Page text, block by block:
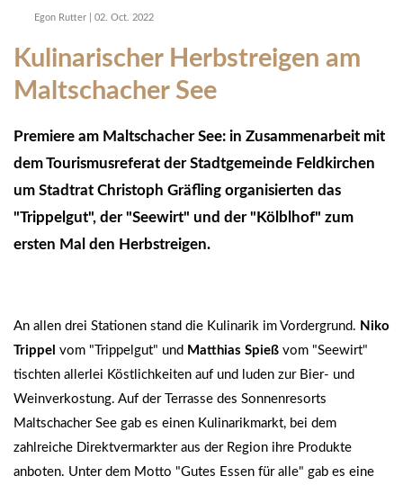
Egon Rutter 02. Oct. 2022
Kulinarischer Herbstreigen am
Maltschacher See
Premiere am Maltschacher See: in Zusammenarbeit mit
dem Tourismusreferat der Stadtgemeinde Feldkirchen
um Stadtrat Christoph Gräfling organisierten das
"Trippelgut", der "Seewirt" und der "Kölblhof" zum
ersten Mal den Herbstreigen.
An allen drei Stationen stand die Kulinarik im Vordergrund. Niko
Trippel vom "Trippelgut" und Matthias Spieß vom "Seewirt"
tischten allerlei Köstlichkeiten auf und luden zur Bier- und
Weinverkostung. Auf der Terrasse des Sonnenresorts
Maltschacher See gab es einen Kulinarikmarkt, bei dem
zahlreiche Direktvermarkter aus der Region ihre Produkte
anboten. Unter dem Motto "Gutes Essen für alle" gab es eine